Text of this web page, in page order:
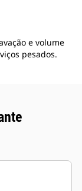
e volume
pesados.